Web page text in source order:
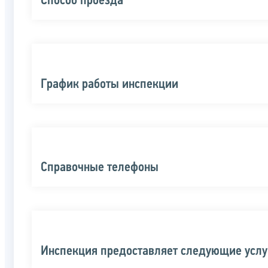
График работы инспекции
Справочные телефоны
Инспекция предоставляет следующие